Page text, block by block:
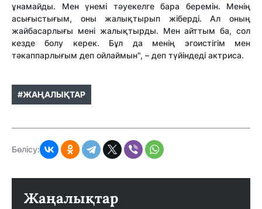
ұнамайды. Мен үнемі тәуекелге бара беремін. Менің
асығыстығым, оны жалықтырып жіберді. Ал оның
жайбасарлығы мені жалықтырды. Мен айттым ба, сол
кезде болу керек. Бұл да менің эгоистігім мен
тәкаппарлығым деп ойлаймын", – деп түйіндеді актриса.
#ЖАҢАЛЫҚТАР
Бөлісу:
Жаңалықтар